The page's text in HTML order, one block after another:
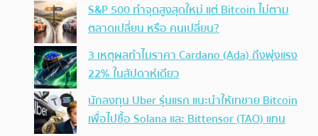
S&P 500 ทำจุดสูงสุดใหม่ แต่ Bitcoin ไม่ตาม
ตลาดเปลี่ยน หรือ คนเปลี่ยน?
3 เหตุผลทำไมราคา Cardano (Ada) ถึงพุ่งแรง
22% ในสัปดาห์เดียว
นักลงทุน Uber รุ่นแรก แนะนำให้เทขาย Bitcoin
เพื่อไปซื้อ Solana และ Bittensor (TAO) แทน